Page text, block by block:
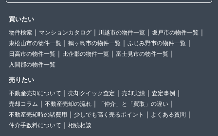
買いたい
物件検索 マンションカタログ 川越市の物件一覧
坂戸市の物件一覧
東松山市の物件一覧
鶴ヶ島市の物件一覧
ふじみ野市の物件一覧
日高市の物件一覧
比企郡の物件一覧
富士見市の物件一覧
入間郡の物件一覧
売りたい
不動産売却について 売却クイック査定 売却実績
査定事例
売却コラム
不動産売却の流れ
「仲介」と「買取」の違い
不動産売却時の諸費用
少しでも高く売るポイント
よくある質問
仲介手数料について
相続相談